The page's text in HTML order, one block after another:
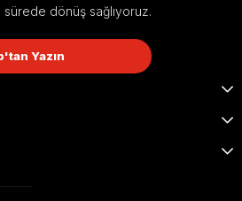
dönüş sağlıyoruz.
Yazın